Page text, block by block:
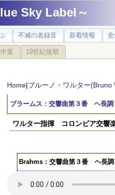
Sky Label～
不滅の名録音 新着情報 全
葉 19世紀後期
Home|ブルーノ・ワルター(Bruno
ブラームス：交響曲第３番 ヘ長
ワルター指揮 コロンビア交響
Brahms：交響曲第３番 ヘ長